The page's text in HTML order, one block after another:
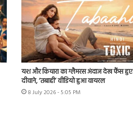
यश और कियारा का ग्लैमरस अंदाज देख फैंस हुए
दीवाने, ‘तबाही’ वीडियो हुआ वायरल
8 July 2026 - 5:05 PM